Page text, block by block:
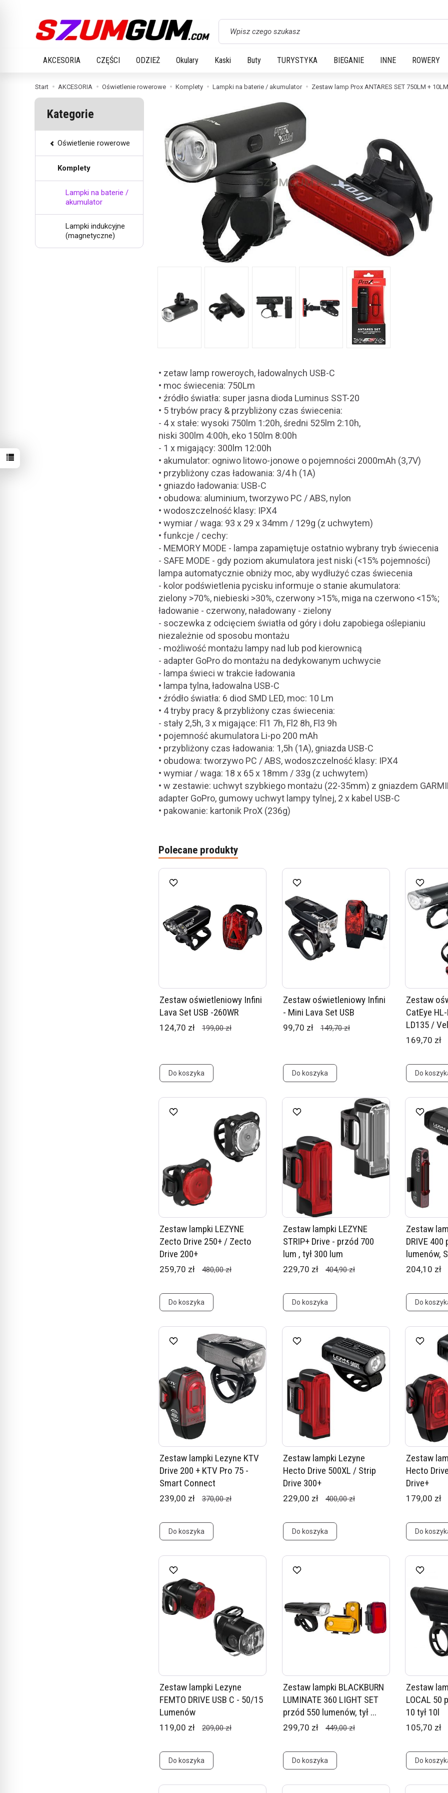
Wyszukaj
AKCESORIA CZĘŚCI ODZIEŻ Okulary Kaski Buty TURYSTYKA BIEGANIE INNE ROWERY
Start AKCESORIA Oświetlenie rowerowe Komplety Lampki na baterie / akumulator Zestaw lamp Prox ANTARES SET 750LM + 10LM
• zetaw lamp roweroych, ładowalnych USB-C
• moc świecenia: 750Lm
• źródło światła: super jasna dioda Luminus SST-20
• 5 trybów pracy & przybliżony czas świecenia:
- 4 x stałe: wysoki 750lm 1:20h, średni 525lm 2:10h,
niski 300lm 4:00h, eko 150lm 8:00h
- 1 x migający: 300lm 12:00h
• akumulator: ogniwo litowo-jonowe o pojemności 2000mAh (3,7V)
• przybliżony czas ładowania: 3/4 h (1A)
• gniazdo ładowania: USB-C
• obudowa: aluminium, tworzywo PC / ABS, nylon
• wodoszczelność klasy: IPX4
• wymiar / waga: 93 x 29 x 34mm / 129g (z uchwytem)
• funkcje / cechy:
- MEMORY MODE - lampa zapamiętuje ostatnio wybrany tryb świecenia
- SAFE MODE - gdy poziom akumulatora jest niski (<15% pojemności)
lampa automatycznie obniży moc, aby wydłużyć czas świecenia
- kolor podświetlenia pycisku informuje o stanie akumulatora:
zielony >70%, niebieski >30%, czerwony >15%, miga na czerwono <15%;
ładowanie - czerwony, naładowany - zielony
- soczewka z odcięciem światła od góry i dołu zapobiega oślepianiu
niezależnie od sposobu montażu
- możliwość montażu lampy nad lub pod kierownicą
- adapter GoPro do montażu na dedykowanym uchwycie
- lampa świeci w trakcie ładowania
• lampa tylna, ładowalna USB-C
• źródło światła: 6 diod SMD LED, moc: 10 Lm
• 4 tryby pracy & przybliżony czas świecenia:
- stały 2,5h, 3 x migające: Fl1 7h, Fl2 8h, Fl3 9h
• pojemność akumulatora Li-po 200 mAh
• przybliżony czas ładowania: 1,5h (1A), gniazda USB-C
• obudowa: tworzywo PC / ABS, wodoszczelność klasy: IPX4
• wymiar / waga: 18 x 65 x 18mm / 33g (z uchwytem)
• w zestawie: uchwyt szybkiego montażu (22-35mm) z gniazdem
adapter GoPro, gumowy uchwyt lampy tylnej, 2 x kabel USB-C
• pakowanie: kartonik ProX (236g)
Polecane produkty
Zestaw oświetleniowy Infini
Lava Set USB -260WR
124,70 zł 199,00 zł
Do koszyka
Zestaw oświetleniowy Infini
- Mini Lava Set USB
99,70 zł 149,70 zł
Do koszyka
Zestaw
CatEye
LD135 /
169,70 zł
Do
Zestaw lampki LEZYNE
Zecto Drive 250+ / Zecto
Drive 200+
259,70 zł 480,00 zł
Do koszyka
Zestaw lampki LEZYNE
STRIP+ Drive - przód 700
lum , tył 300 lum
229,70 zł 404,90 zł
Do koszyka
Zestaw
DRIVE
lumenów,
204,10 zł
Do
Zestaw lampki Lezyne KTV
Drive 200 + KTV Pro 75 -
Smart Connect
239,00 zł 370,00 zł
Do koszyka
Zestaw lampki Lezyne
Hecto Drive 500XL / Strip
Drive 300+
229,00 zł 400,00 zł
Do koszyka
Zestaw
Hecto
Drive+
179,00 zł
Do
Zestaw lampki Lezyne
FEMTO DRIVE USB C - 50/15
Lumenów
119,00 zł 209,00 zł
Do koszyka
Zestaw lampki BLACKBURN
LUMINATE 360 LIGHT SET
przód 550 lumenów, tył ...
299,70 zł 449,00 zł
Do koszyka
Zestaw
LOCAL 50
10 tył 10l
105,70 zł
Do
Kategorie
Oświetlenie rowerowe
Komplety
Lampki na baterie /
akumulator
Lampki indukcyjne
(magnetyczne)